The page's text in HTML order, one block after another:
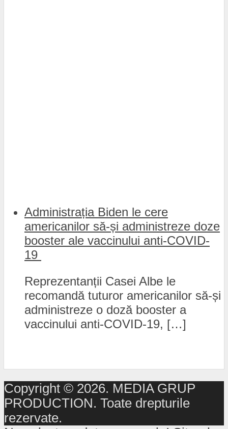
Administrația Biden le cere
americanilor să-și administreze doze
booster ale vaccinului anti-COVID-
19
Reprezentanții Casei Albe le
recomandă tuturor americanilor să-și
administreze o doză booster a
vaccinului anti-COVID-19, […]
Copyright © 2026. MEDIA GRUP
PRODUCTION. Toate drepturile
rezervate.